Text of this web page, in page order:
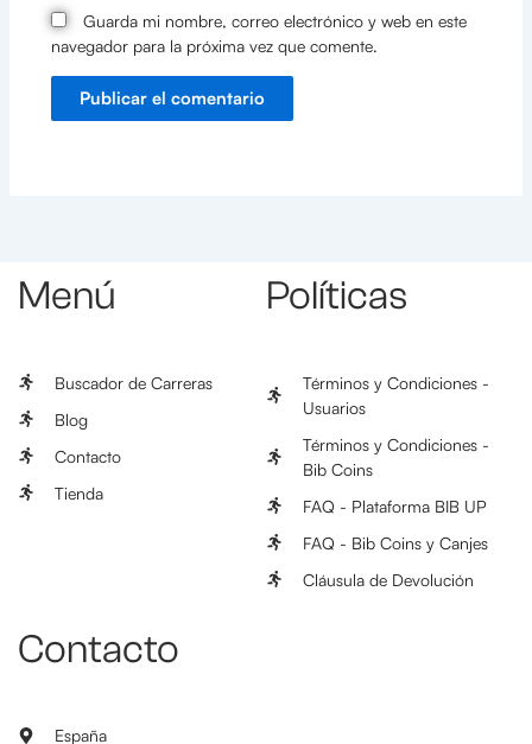
Guarda mi nombre, correo electrónico y web en este
navegador para la próxima vez que comente.
Menú
Buscador de Carreras
Blog
Contacto
Tienda
Políticas
Términos y Condiciones -
Usuarios
Términos y Condiciones -
Bib Coins
FAQ - Plataforma BIB UP
FAQ - Bib Coins y Canjes
Cláusula de Devolución
Contacto
España